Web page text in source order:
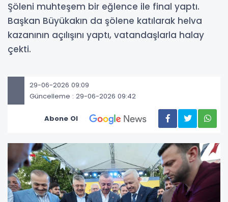
Şöleni muhteşem bir eğlence ile final yaptı.
Başkan Büyükakın da şölene katılarak helva
kazanının açılışını yaptı, vatandaşlarla halay
çekti.
29-06-2026 09:09
Güncelleme : 29-06-2026 09:42
Abone Ol